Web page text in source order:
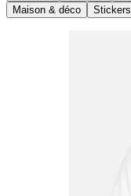
Maison & déco
Stickers